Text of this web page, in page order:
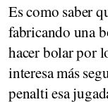
Es como saber
fabricando una
hacer bolar por
interesa más
penalti esa